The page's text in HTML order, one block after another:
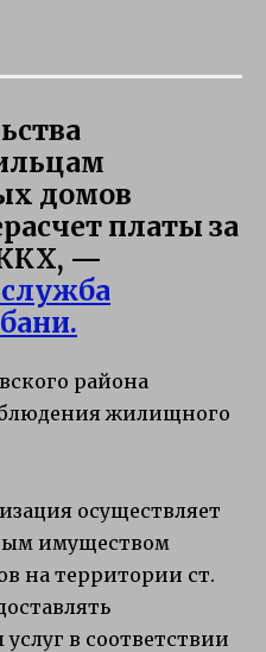
домов
платы за
—
района
жилищного
осуществляет
имуществом
на территории ст.
в соответствии